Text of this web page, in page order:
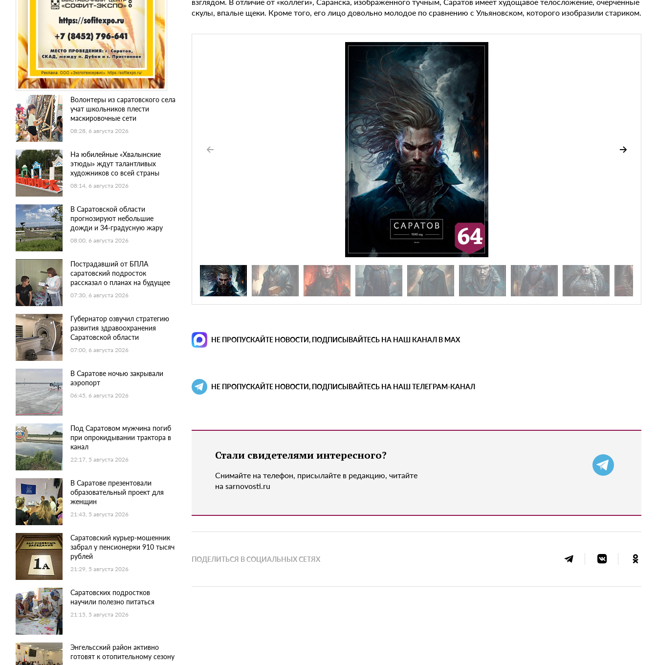
Волонтеры из саратовского села
учат школьников плести
маскировочные сети
08:28, 6 августа 2026
На юбилейные «Хвалынские
этюды» ждут талантливых
художников со всей страны
08:14, 6 августа 2026
В Саратовской области
прогнозируют небольшие
дожди и 34-градусную жару
08:00, 6 августа 2026
Пострадавший от БПЛА
саратовский подросток
рассказал о планах на будущее
07:30, 6 августа 2026
Губернатор озвучил стратегию
развития здравоохранения
Саратовской области
07:00, 6 августа 2026
В Саратове ночью закрывали
аэропорт
06:45, 6 августа 2026
Под Саратовом мужчина погиб
при опрокидывании трактора в
канал
22:17, 5 августа 2026
В Саратове презентовали
образовательный проект для
женщин
21:43, 5 августа 2026
Саратовский курьер-мошенник
забрал у пенсионерки 910 тысяч
рублей
21:29, 5 августа 2026
Саратовских подростков
научили полезно питаться
21:15, 5 августа 2026
Энгельсский район активно
готовят к отопительному сезону
скулы, впалые щеки. Кроме того, его лицо довольно молодое по сравнению с Ульяновском, которого изобразили стариком.
НЕ ПРОПУСКАЙТЕ НОВОСТИ, ПОДПИСЫВАЙТЕСЬ НА НАШ КАНАЛ В MAX
НЕ ПРОПУСКАЙТЕ НОВОСТИ, ПОДПИСЫВАЙТЕСЬ НА НАШ ТЕЛЕГРАМ-КАНАЛ
Стали свидетелями интересного?
Снимайте на телефон, присылайте в редакцию, читайте
на sarnovosti.ru
ПОДЕЛИТЬСЯ В СОЦИАЛЬНЫХ СЕТЯХ